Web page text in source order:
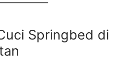
Springbed di